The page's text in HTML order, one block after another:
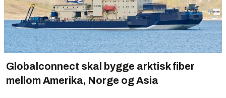
Globalconnect skal bygge arktisk fiber
mellom Amerika, Norge og Asia